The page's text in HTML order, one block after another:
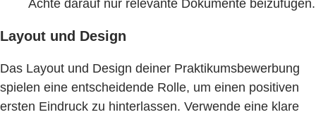
Achte darauf nur relevante Dokumente beizufügen.
Layout und Design
Das Layout und Design deiner Praktikumsbewerbung
spielen eine entscheidende Rolle, um einen positiven
ersten Eindruck zu hinterlassen. Verwende eine klare